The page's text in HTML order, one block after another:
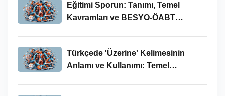
Eğitimi Sporun: Tanımı, Temel
Kavramları ve BESYO-ÖABT
Türkçede 'Üzerine' Kelimesinin
Anlamı ve Kullanımı: Temel